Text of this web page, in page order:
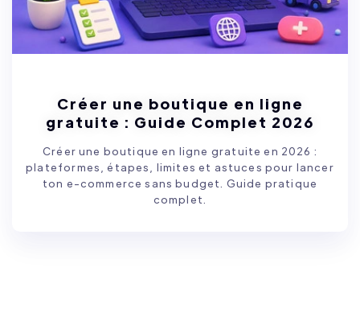
Créer une boutique en ligne
gratuite : Guide Complet 2026
Créer une boutique en ligne gratuite en 2026 :
plateformes, étapes, limites et astuces pour lancer
ton e-commerce sans budget. Guide pratique
complet.